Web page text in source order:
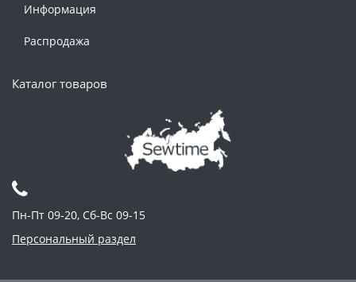
Информация
Распродажа
Каталог товаров
Пн-Пт 09-20, Сб-Вс 09-15
Персональный раздел